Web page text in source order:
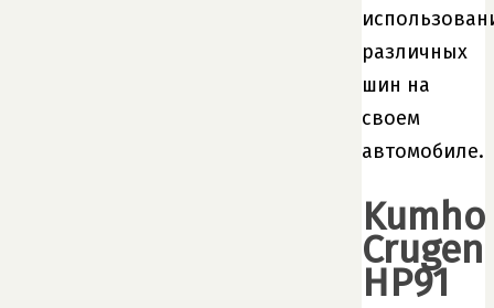
различных
шин на
своем
автомобиле.
Kumho
Crugen
HP91